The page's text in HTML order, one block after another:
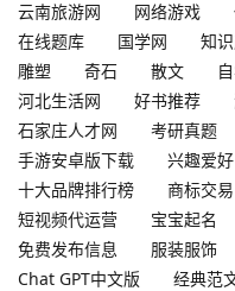
云南旅游网
网络游戏
在线题库
国学网 知
雕塑
奇石 散文
河北生活网
好书推荐
石家庄人才网
考研真题
手游安卓版下载
兴趣爱好
十大品牌排行榜
商标交易
短视频代运营
宝宝起名
免费发布信息
服装服饰
Chat GPT中文版
经典范